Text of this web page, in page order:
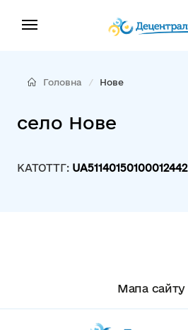
Головна Нове
село Нове
КАТОТТГ: UA51140150100012442
Мапа сайту